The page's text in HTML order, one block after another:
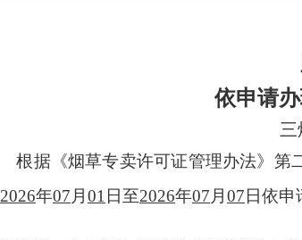
依申请
三
根据《烟草专卖许可证管理办法》第
2026年07 月 01 日至2026年07 月 07 日依